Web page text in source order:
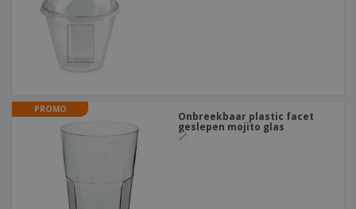
PROMO
Onbreekbaar plastic facet
geslepen mojito glas